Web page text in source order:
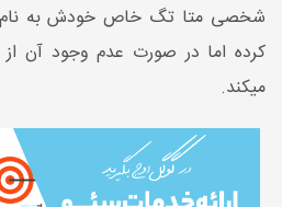
کرده اما در صورت عدم وجود آن
میکند.